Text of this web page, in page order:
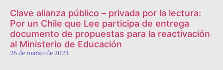
Clave alianza público – privada por la lectura:
Por un Chile que Lee participa de entrega
documento de propuestas para la reactivación
al Ministerio de Educación
26 de marzo de 2023